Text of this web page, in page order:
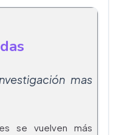
mas
se vuelven más